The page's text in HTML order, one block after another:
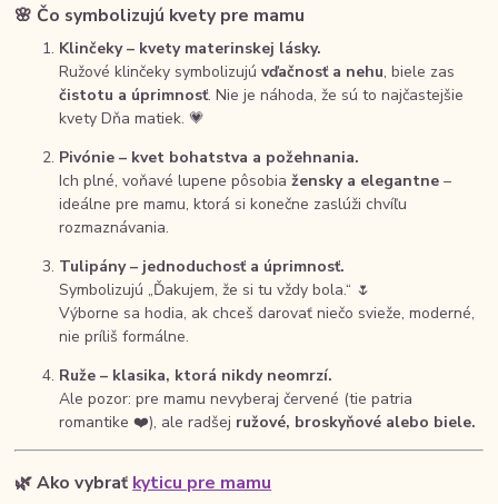
🌸Čo symbolizujú kvety pre mamu
Klinčeky – kvety materinskej lásky.
Ružové klinčeky symbolizujúvďačnosť a nehu, biele zas
čistotu a úprimnosť. Nie je náhoda, že sú to najčastejšie
kvety Dňa matiek. 💗
Pivónie – kvet bohatstva a požehnania.
Ich plné, voňavé lupene pôsobiažensky a elegantne –
ideálne pre mamu, ktorá si konečne zaslúži chvíľu
rozmaznávania.
Tulipány – jednoduchosť a úprimnosť.
Symbolizujú „Ďakujem, že si tu vždy bola.“ 🌷
Výborne sa hodia, ak chceš darovať niečo svieže, moderné,
nie príliš formálne.
Ruže – klasika, ktorá nikdy neomrzí.
Ale pozor: pre mamu nevyberaj červené (tie patria
romantike ❤️), ale radšej ružové, broskyňové alebo biele.
🌿Ako vybrať kyticu pre mamu